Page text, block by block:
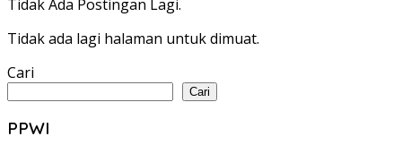
Tidak Ada Postingan Lagi.
Tidak ada lagi halaman untuk dimuat.
Cari
Cari
PPWI